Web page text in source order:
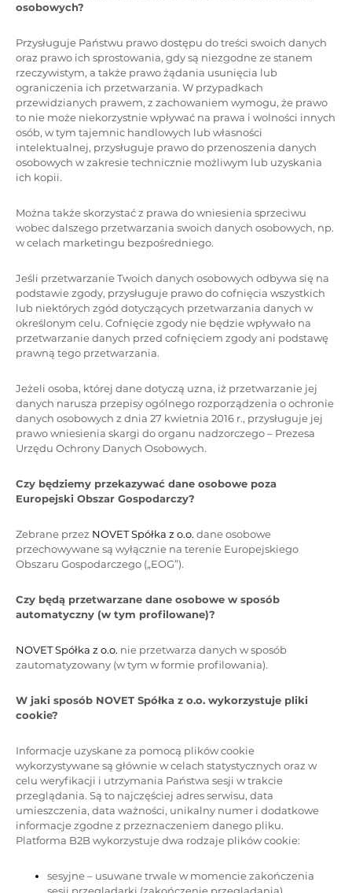
osobowych?
Przysługuje Państwu prawo dostępu do treści swoich danych
oraz prawo ich sprostowania, gdy są niezgodne ze stanem
rzeczywistym, a także prawo żądania usunięcia lub
ograniczenia ich przetwarzania. W przypadkach
przewidzianych prawem, z zachowaniem wymogu, że prawo
to nie może niekorzystnie wpływać na prawa i wolności innych
osób, w tym tajemnic handlowych lub własności
intelektualnej, przysługuje prawo do przenoszenia danych
osobowych w zakresie technicznie możliwym lub uzyskania
ich kopii.
Można także skorzystać z prawa do wniesienia sprzeciwu
wobec dalszego przetwarzania swoich danych osobowych, np.
w celach marketingu bezpośredniego.
Jeśli przetwarzanie Twoich danych osobowych odbywa się na
podstawie zgody, przysługuje prawo do cofnięcia wszystkich
lub niektórych zgód dotyczących przetwarzania danych w
określonym celu. Cofnięcie zgody nie będzie wpływało na
przetwarzanie danych przed cofnięciem zgody ani podstawę
prawną tego przetwarzania.
Jeżeli osoba, której dane dotyczą uzna, iż przetwarzanie jej
danych narusza przepisy ogólnego rozporządzenia o ochronie
danych osobowych z dnia 27 kwietnia 2016 r., przysługuje jej
prawo wniesienia skargi do organu nadzorczego – Prezesa
Urzędu Ochrony Danych Osobowych.
Czy będziemy przekazywać dane osobowe poza
Europejski Obszar Gospodarczy?
Zebrane przez NOVET Spółka z o.o. dane osobowe
przechowywane są wyłącznie na terenie Europejskiego
Obszaru Gospodarczego („EOG”).
Czy będą przetwarzane dane osobowe w sposób
automatyczny (w tym profilowane)?
NOVET Spółka z o.o. nie przetwarza danych w sposób
zautomatyzowany (w tym w formie profilowania).
W jaki sposób NOVET Spółka z o.o. wykorzystuje pliki
cookie?
Informacje uzyskane za pomocą plików cookie
wykorzystywane są głównie w celach statystycznych oraz w
celu weryfikacji i utrzymania Państwa sesji w trakcie
przeglądania. Są to najczęściej adres serwisu, data
umieszczenia, data ważności, unikalny numer i dodatkowe
informacje zgodne z przeznaczeniem danego pliku.
Platforma B2B wykorzystuje dwa rodzaje plików cookie:
sesyjne – usuwane trwale w momencie zakończenia